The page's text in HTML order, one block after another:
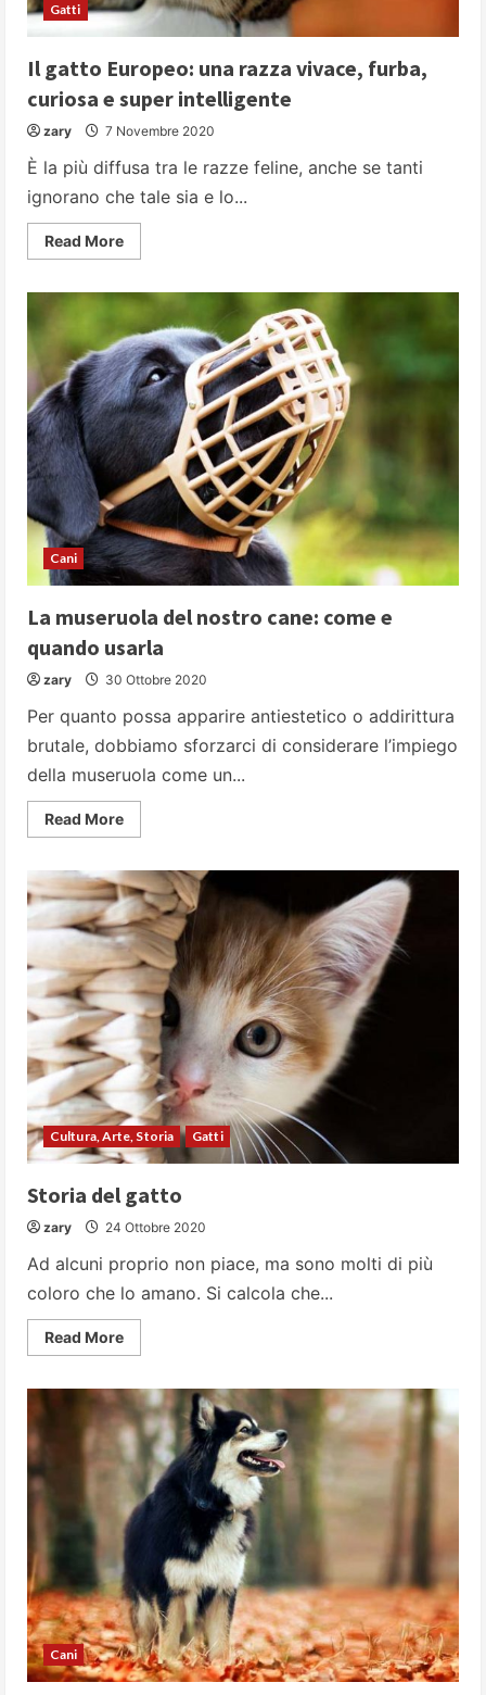
Gatti
Il gatto Europeo: una razza vivace, furba,
curiosa e super intelligente
zary 7 Novembre 2020
È la più diffusa tra le razze feline, anche se tanti
ignorano che tale sia e lo...
Read MoreRead
more
gatto
una
razza
vivace,
furba,
curiosa
e
super
intelligente
Cani
La museruola del nostro cane: come e
quando usarla
zary 30 Ottobre 2020
Per quanto possa apparire antiestetico o addirittura
brutale, dobbiamo sforzarci di considerare l’impiego
della museruola come un...
Read MoreRead
more
museruola
del
nostro
cane:
come
quando
usarla
Cultura, Arte, Storia Gatti
Storia del gatto
zary 24 Ottobre 2020
Ad alcuni proprio non piace, ma sono molti di più
coloro che lo amano. Si calcola che...
Read MoreRead
more
del
gatto
Cani